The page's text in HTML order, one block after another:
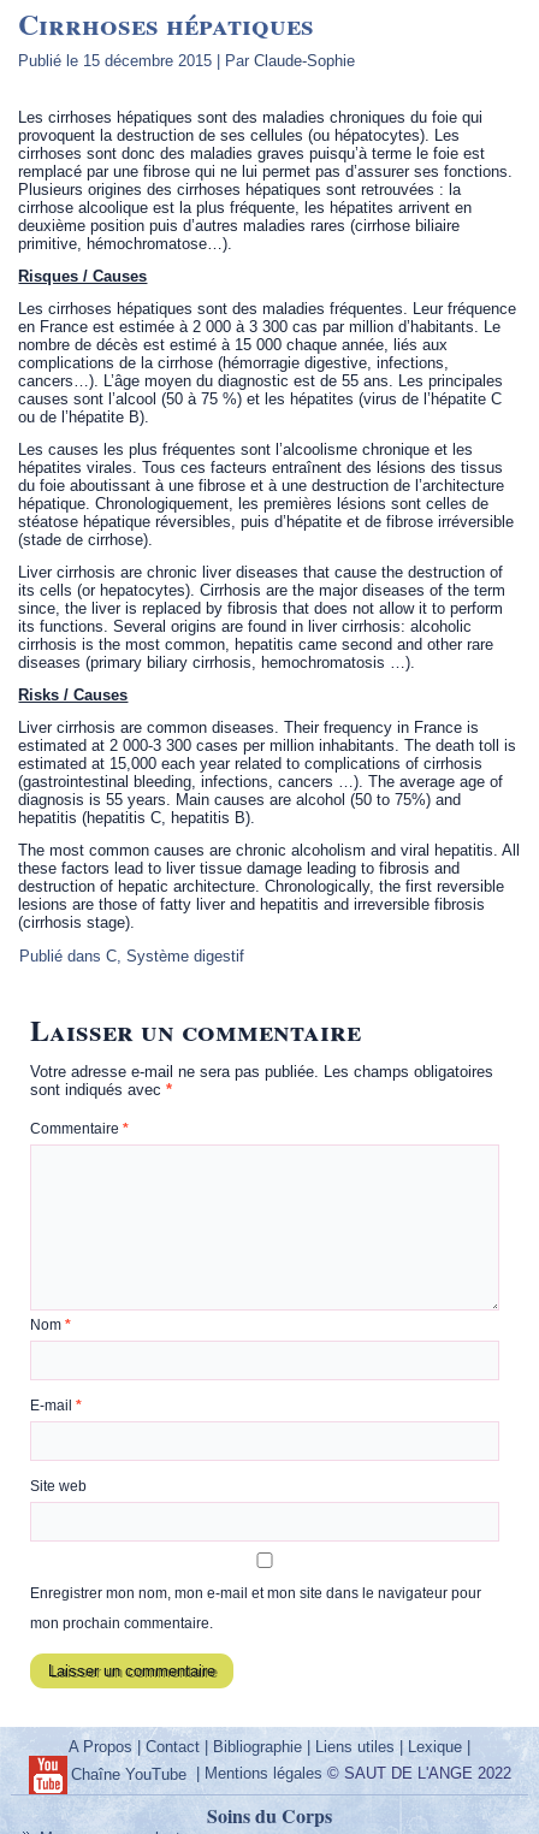
Cirrhoses hépatiques
Publié le 15 décembre 2015 | Par Claude-Sophie
Les cirrhoses hépatiques sont des maladies chroniques du foie qui
provoquent la destruction de ses cellules (ou hépatocytes). Les
cirrhoses sont donc des maladies graves puisqu’à terme le foie est
remplacé par une fibrose qui ne lui permet pas d’assurer ses fonctions.
Plusieurs origines des cirrhoses hépatiques sont retrouvées : la
cirrhose alcoolique est la plus fréquente, les hépatites arrivent en
deuxième position puis d’autres maladies rares (cirrhose biliaire
primitive, hémochromatose…).
Risques / Causes
Les cirrhoses hépatiques sont des maladies fréquentes. Leur fréquence
en France est estimée à 2 000 à 3 300 cas par million d’habitants. Le
nombre de décès est estimé à 15 000 chaque année, liés aux
complications de la cirrhose (hémorragie digestive, infections,
cancers…). L’âge moyen du diagnostic est de 55 ans. Les principales
causes sont l’alcool (50 à 75 %) et les hépatites (virus de l’hépatite C
ou de l’hépatite B).
Les causes les plus fréquentes sont l’alcoolisme chronique et les
hépatites virales. Tous ces facteurs entraînent des lésions des tissus
du foie aboutissant à une fibrose et à une destruction de l’architecture
hépatique. Chronologiquement, les premières lésions sont celles de
stéatose hépatique réversibles, puis d’hépatite et de fibrose irréversible
(stade de cirrhose).
Liver cirrhosis are chronic liver diseases that cause the destruction of
its cells (or hepatocytes). Cirrhosis are the major diseases of the term
since, the liver is replaced by fibrosis that does not allow it to perform
its functions. Several origins are found in liver cirrhosis: alcoholic
cirrhosis is the most common, hepatitis came second and other rare
diseases (primary biliary cirrhosis, hemochromatosis …).
Risks / Causes
Liver cirrhosis are common diseases. Their frequency in France is
estimated at 2 000-3 300 cases per million inhabitants. The death toll is
estimated at 15,000 each year related to complications of cirrhosis
(gastrointestinal bleeding, infections, cancers …). The average age of
diagnosis is 55 years. Main causes are alcohol (50 to 75%) and
hepatitis (hepatitis C, hepatitis B).
The most common causes are chronic alcoholism and viral hepatitis. All
these factors lead to liver tissue damage leading to fibrosis and
destruction of hepatic architecture. Chronologically, the first reversible
lesions are those of fatty liver and hepatitis and irreversible fibrosis
(cirrhosis stage).
Publié dans C ,Système digestif
Laisser un commentaire
Votre adresse e-mail ne sera pas publiée. Les champs obligatoires
sont indiqués avec*
Commentaire*
Nom*
E-mail*
Site web
Enregistrer mon nom, mon e-mail et mon site dans le navigateur pour
mon prochain commentaire.
A Propos |Contact | Bibliographie | Liens utiles| Lexique |
Chaîne YouTube| Mentions légales © SAUT DE L'ANGE 2022
Soins du Corps